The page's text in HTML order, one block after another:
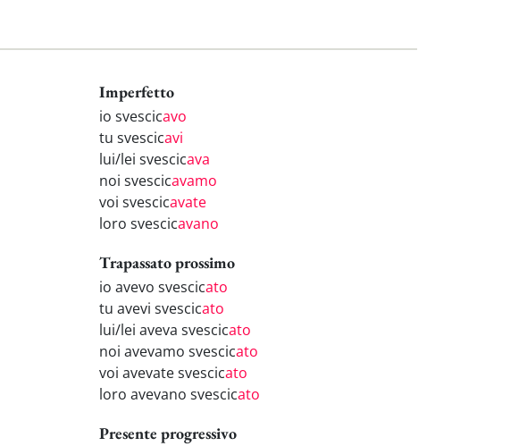
Imperfetto
io svescicavo
tu svescicavi
lui/lei svescicava
noi svescicavamo
voi svescicavate
loro svescicavano
Trapassato prossimo
io avevo svescicato
tu avevi svescicato
lui/lei aveva svescicato
noi avevamo svescicato
voi avevate svescicato
loro avevano svescicato
Presente progressivo